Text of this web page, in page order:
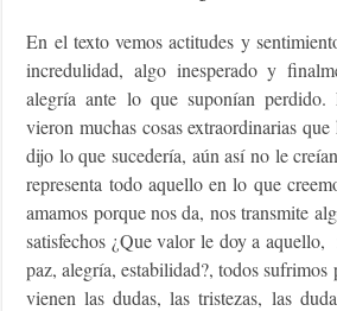
En el texto vemos actitudes y
incredulidad, algo inesperado y
alegría ante lo que suponían
vieron muchas cosas extraordinarias
dijo lo que sucedería, aún así no le
representa todo aquello en lo que
amamos porque nos da, nos transmite
satisfechos ¿Que valor le doy a
paz, alegría, estabilidad?, todos
vienen las dudas, las tristezas, las